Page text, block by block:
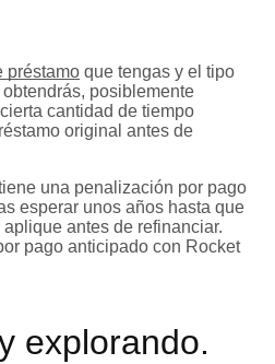
préstamo que tengas y el tipo
posiblemente
cantidad de tiempo
original antes de
una penalización por pago
esperar unos años hasta que
antes de refinanciar.
pago anticipado con Rocket
explorando​.